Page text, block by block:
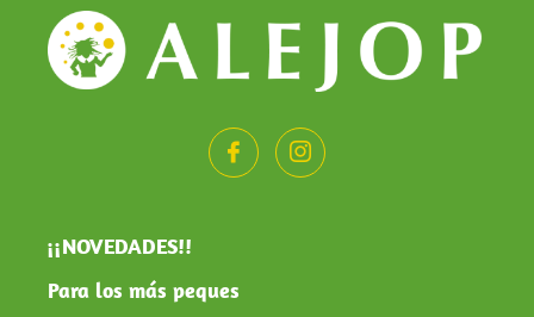
¡¡NOVEDADES!!
Para los más peques